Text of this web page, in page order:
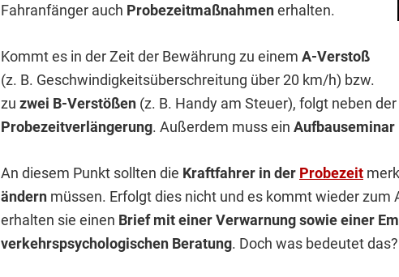
Fahranfänger auch Probezeitmaßnahmenerhalten.
Kommt es in der Zeit der Bewährung zu einem A-Verstoß
(z. B. Geschwindigkeitsüberschreitung über 20 km/h) bzw.
zu zwei B-Verstößen (z. B. Handy am Steuer), folgt neben
Probezeitverlängerung. Außerdem muss ein Aufbauseminar
An diesem Punkt sollten die Kraftfahrer in der Probezeit
ändern müssen. Erfolgt dies nicht und es kommt wieder zum
erhalten sie einen Brief mit einer Verwarnung sowie einer
verkehrspsychologischen Beratung. Doch was bedeutet